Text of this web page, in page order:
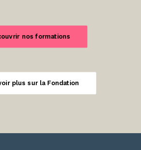
nos formations
plus sur la Fondation